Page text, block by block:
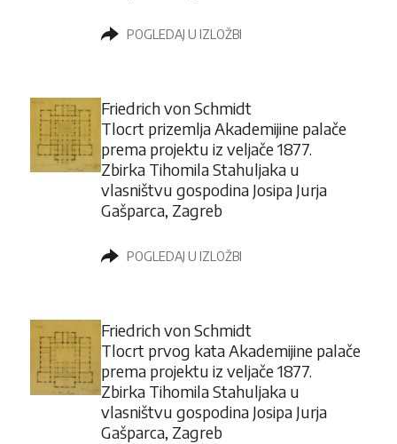
POGLEDAJ U IZLOŽBI
Friedrich von Schmidt
Tlocrt prizemlja Akademijine palače
prema projektu iz veljače 1877.
Zbirka Tihomila Stahuljaka u
vlasništvu gospodina Josipa Jurja
Gašparca, Zagreb
POGLEDAJ U IZLOŽBI
Friedrich von Schmidt
Tlocrt prvog kata Akademijine palače
prema projektu iz veljače 1877.
Zbirka Tihomila Stahuljaka u
vlasništvu gospodina Josipa Jurja
Gašparca, Zagreb